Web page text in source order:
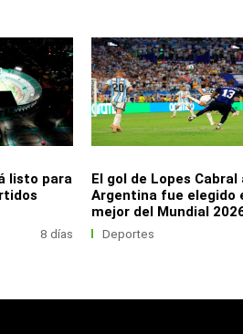
listo para
8 días
El gol de Lopes Cabral
Argentina fue elegido
mejor del Mundial
Deportes